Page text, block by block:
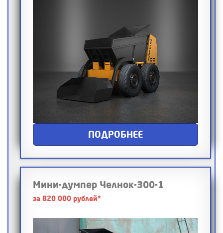
ПОДРОБНЕЕ
Мини-думпер Челнок-300-1
за 820 000 рублей*